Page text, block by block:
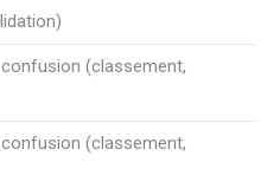
(classement,
(classement,